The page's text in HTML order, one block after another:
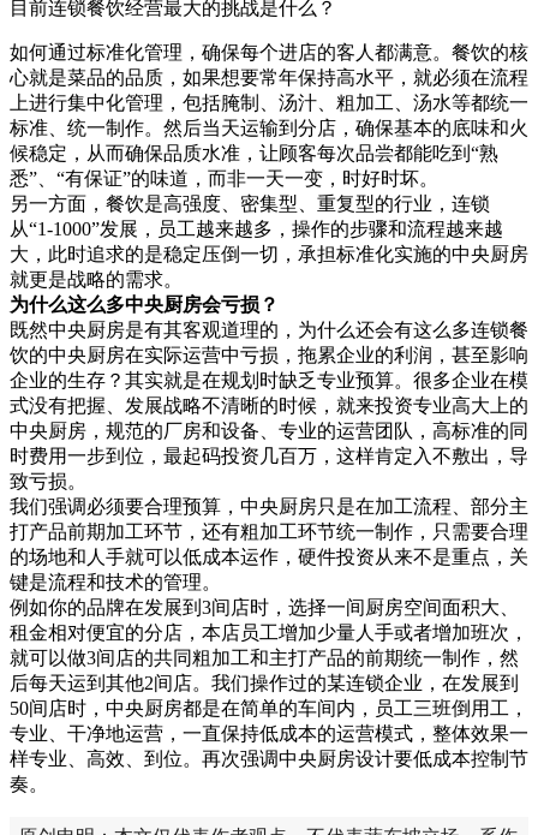
目前连锁餐饮经营最大的挑战是什么？
如何通过标准化管理，确保每个进店的客人都满意。餐饮的核
心就是菜品的品质，如果想要常年保持高水平，就必须在流程
上进行集中化管理，包括腌制、汤汁、粗加工、汤水等都统一
标准、统一制作。然后当天运输到分店，确保基本的底味和火
候稳定，从而确保品质水准，让顾客每次品尝都能吃到“熟
悉”、“有保证”的味道，而非一天一变，时好时坏。
另一方面，餐饮是高强度、密集型、重复型的行业，连锁
从“1-1000”发展，员工越来越多，操作的步骤和流程越来越
大，此时追求的是稳定压倒一切，承担标准化实施的中央厨房
就更是战略的需求。
为什么这么多中央厨房会亏损？
既然中央厨房是有其客观道理的，为什么还会有这么多连锁餐
饮的中央厨房在实际运营中亏损，拖累企业的利润，甚至影响
企业的生存？其实就是在规划时缺乏专业预算。很多企业在模
式没有把握、发展战略不清晰的时候，就来投资专业高大上的
中央厨房，规范的厂房和设备、专业的运营团队，高标准的同
时费用一步到位，最起码投资几百万，这样肯定入不敷出，导
致亏损。
我们强调必须要合理预算，中央厨房只是在加工流程、部分主
打产品前期加工环节，还有粗加工环节统一制作，只需要合理
的场地和人手就可以低成本运作，硬件投资从来不是重点，关
键是流程和技术的管理。
例如你的品牌在发展到3间店时，选择一间厨房空间面积大、
租金相对便宜的分店，本店员工增加少量人手或者增加班次，
就可以做3间店的共同粗加工和主打产品的前期统一制作，然
后每天运到其他2间店。我们操作过的某连锁企业，在发展到
50间店时，中央厨房都是在简单的车间内，员工三班倒用工，
专业、干净地运营，一直保持低成本的运营模式，整体效果一
样专业、高效、到位。再次强调中央厨房设计要低成本控制节
奏。